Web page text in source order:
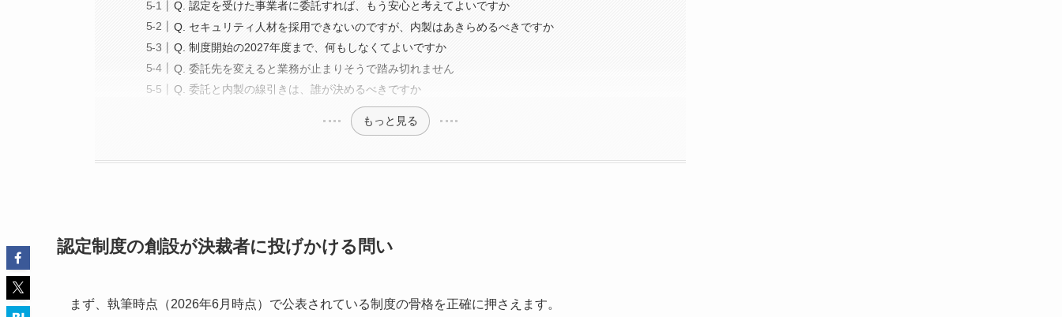
Q. 認定を受けた事業者に委託すれば、もう安心と考えてよいですか
Q. セキュリティ人材を採用できないのですが、内製はあきらめるべきですか
Q. 制度開始の2027年度まで、何もしなくてよいですか
Q. 委託先を変えると業務が止まりそうで踏み切れません
Q. 委託と内製の線引きは、誰が決めるべきですか
もっと見る
認定制度の創設が決裁者に投げかける問い
まず、執筆時点（2026年6月時点）で公表されている制度の骨格を正確に押さえます。